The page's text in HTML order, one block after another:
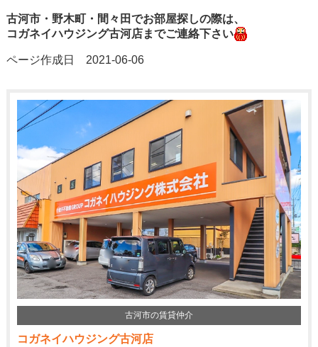
古河市・野木町・間々田でお部屋探しの際は、
コガネイハウジング古河店までご連絡下さい
ページ作成日 2021-06-06
古河市の賃貸仲介
コガネイハウジング古河店